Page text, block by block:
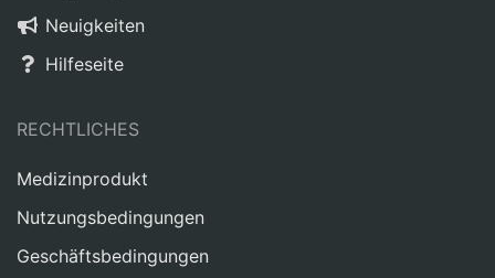
Neuigkeiten
Hilfeseite
RECHTLICHES
Medizinprodukt
Nutzungsbedingungen
Geschäftsbedingungen